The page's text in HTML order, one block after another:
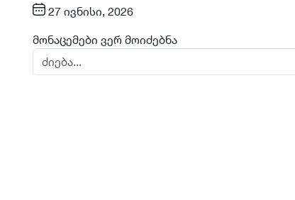
27 ივნისი, 2026
მონაცემები ვერ მოიძებნა